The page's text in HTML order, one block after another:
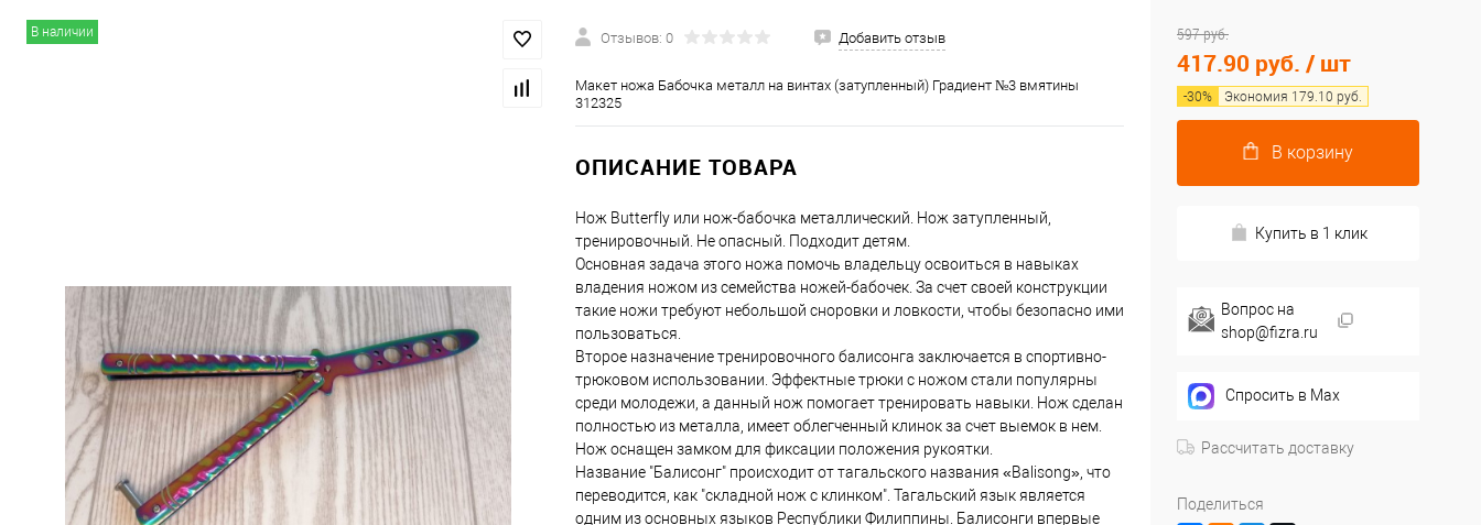
В наличии Отзывов: 0 Добавить отзыв
Макет ножа Бабочка металл на винтах (затупленный) Градиент №3 вмятины
312325
ОПИСАНИЕ ТОВАРА
Нож Butterfly или нож-бабочка металлический. Нож затупленный,
тренировочный. Не опасный. Подходит детям.
Основная задача этого ножа помочь владельцу освоиться в навыках
владения ножом из семейства ножей-бабочек. За счет своей конструкции
такие ножи требуют небольшой сноровки и ловкости, чтобы безопасно ими
пользоваться.
Второе назначение тренировочного балисонга заключается в спортивно-
трюковом использовании. Эффектные трюки с ножом стали популярны
среди молодежи, а данный нож помогает тренировать навыки. Нож сделан
полностью из металла, имеет облегченный клинок за счет выемок в нем.
Нож оснащен замком для фиксации положения рукоятки.
Название "Балисонг" происходит от тагальского названия «Balisong», что
переводится, как "складной нож с клинком". Тагальский язык является
одним из основных языков Республики Филиппины. Балисонги впервые
597 руб.
417.90 руб. / шт
-30% Экономия 179.10 руб.
В корзину
Купить в 1 клик
Вопрос на
shop@fizra.ru
Спросить в Max
Рассчитать доставку
Поделиться